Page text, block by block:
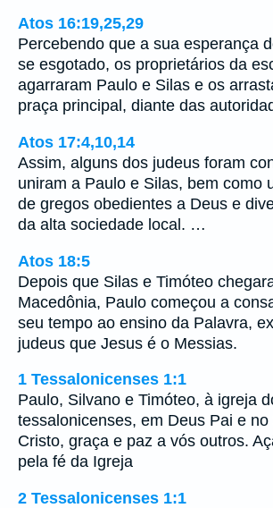
Atos 16:19,25,29
Percebendo que a sua esperança
se esgotado, os proprietários da
agarraram Paulo e Silas e os
praça principal, diante das
Atos 17:4,10,14
Assim, alguns dos judeus foram
uniram a Paulo e Silas, bem como
de gregos obedientes a Deus e
da alta sociedade local. …
Atos 18:5
Depois que Silas e Timóteo
Macedônia, Paulo começou a
seu tempo ao ensino da Palavra,
judeus que Jesus é o Messias.
1 Tessalonicenses 1:1
Paulo, Silvano e Timóteo, à igreja
tessalonicenses, em Deus Pai e
Cristo, graça e paz a vós outros.
pela fé da Igreja
2 Tessalonicenses 1:1